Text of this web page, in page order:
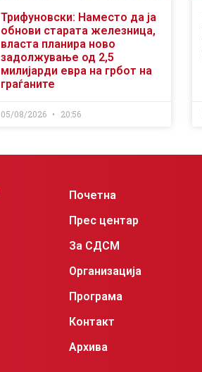
Трифуновски: Наместо да ја
обнови старата железница,
власта планира ново
задолжување од 2,5
милијарди евра на грбот на
граѓаните
05/08/2026 20:56
Почетна
Прес центар
За СДСМ
Организација
Програма
Контакт
Архива